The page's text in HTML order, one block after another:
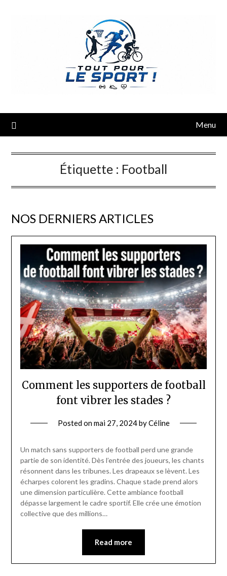
Menu
Étiquette : Football
NOS DERNIERS ARTICLES
Comment les supporters de football
font vibrer les stades ?
Posted onmai 27, 2024byCéline
Un match sans supporters de football perd une grande
partie de son identité. Dès l’entrée des joueurs, les chants
résonnent dans les tribunes. Les drapeaux se lèvent. Les
écharpes colorent les gradins. Chaque stade prend alors
une dimension particulière. Cette ambiance football
dépasse largement le cadre sportif. Elle crée une émotion
collective que des millions…
Read more